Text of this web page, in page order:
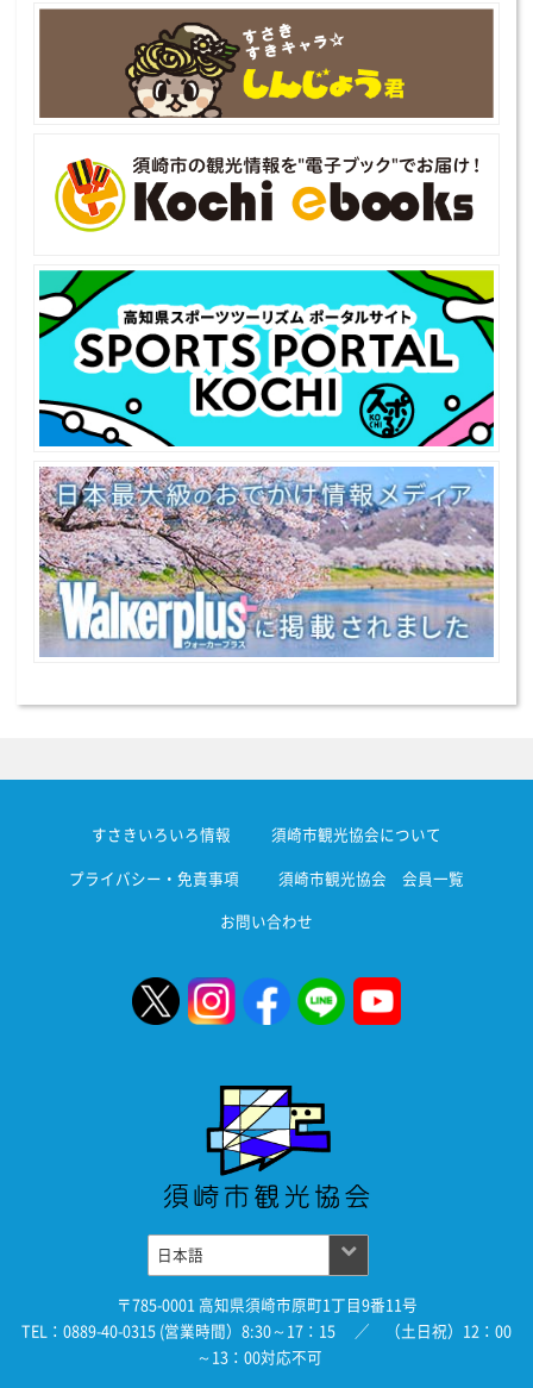
すさきいろいろ情報 須崎市観光協会について
プライバシー・免責事項 須崎市観光協会 会員一覧
お問い合わせ
〒785-0001 高知県須崎市原町1丁目9番11号
TEL：0889-40-0315 (営業時間）8:30～17：15 ／ （土日祝）12：00
～13：00対応不可